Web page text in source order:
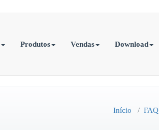
Produtos Vendas Download
Início / FAQ